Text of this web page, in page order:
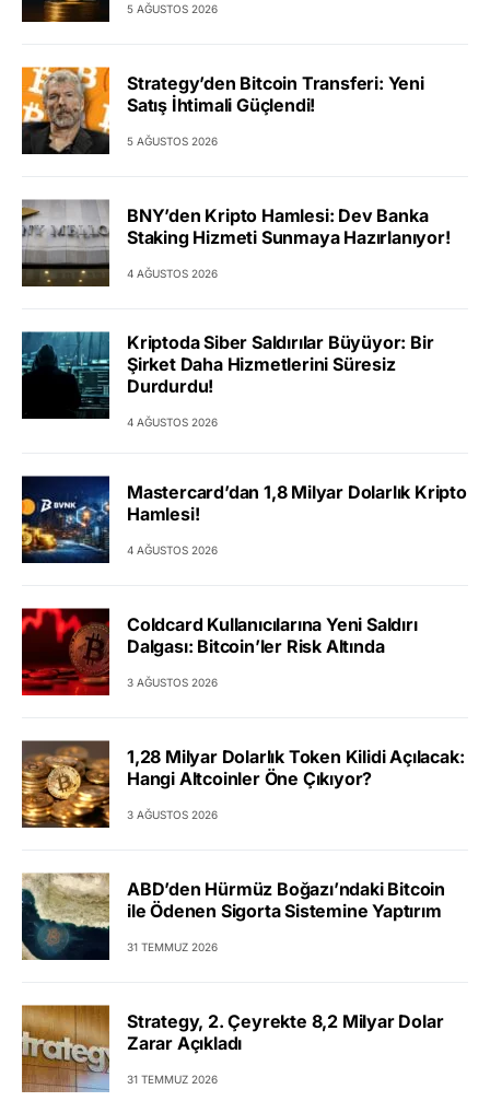
5 AĞUSTOS 2026
Strategy’den Bitcoin Transferi: Yeni
Satış İhtimali Güçlendi!
5 AĞUSTOS 2026
BNY’den Kripto Hamlesi: Dev Banka
Staking Hizmeti Sunmaya Hazırlanıyor!
4 AĞUSTOS 2026
Kriptoda Siber Saldırılar Büyüyor: Bir
Şirket Daha Hizmetlerini Süresiz
Durdurdu!
4 AĞUSTOS 2026
Mastercard’dan 1,8 Milyar Dolarlık Kripto
Hamlesi!
4 AĞUSTOS 2026
Coldcard Kullanıcılarına Yeni Saldırı
Dalgası: Bitcoin’ler Risk Altında
3 AĞUSTOS 2026
1,28 Milyar Dolarlık Token Kilidi Açılacak:
Hangi Altcoinler Öne Çıkıyor?
3 AĞUSTOS 2026
ABD’den Hürmüz Boğazı’ndaki Bitcoin
ile Ödenen Sigorta Sistemine Yaptırım
31 TEMMUZ 2026
Strategy, 2. Çeyrekte 8,2 Milyar Dolar
Zarar Açıkladı
31 TEMMUZ 2026